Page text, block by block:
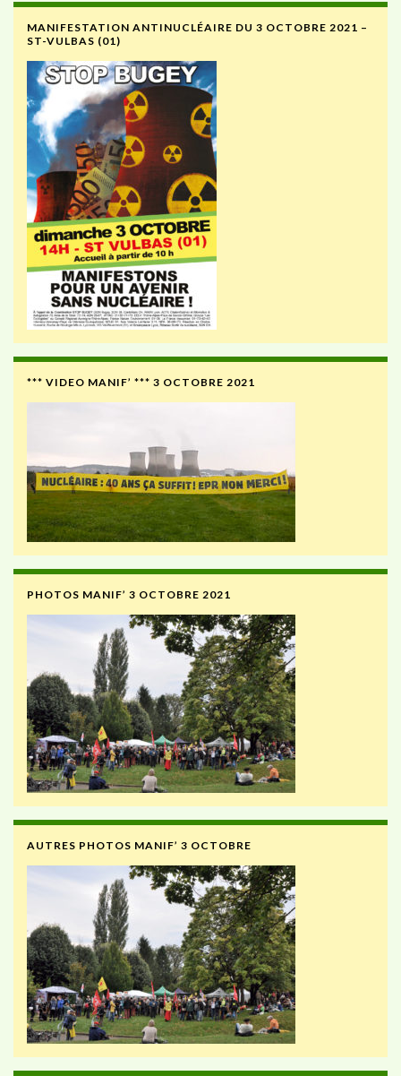
MANIFESTATION ANTINUCLÉAIRE DU 3 OCTOBRE 2021 –
ST-VULBAS (01)
*** VIDEO MANIF’ *** 3 OCTOBRE 2021
PHOTOS MANIF’ 3 OCTOBRE 2021
AUTRES PHOTOS MANIF’ 3 OCTOBRE